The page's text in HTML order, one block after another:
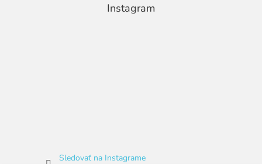
Instagram
Sledovať na Instagrame